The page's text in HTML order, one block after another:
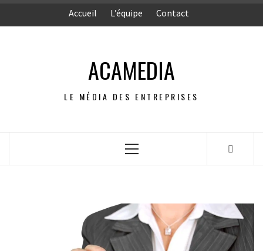
Accueil L’équipe Contact
ACAMEDIA
LE MÉDIA DES ENTREPRISES
Menu